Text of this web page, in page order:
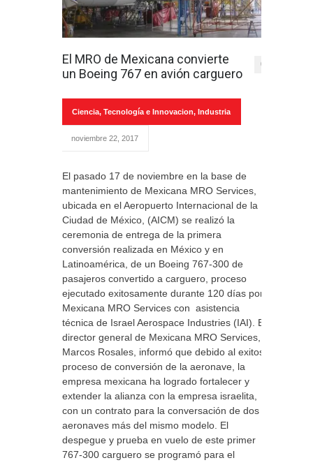
El MRO de Mexicana convierte
un Boeing 767 en avión carguero
0
Ciencia, Tecnología e Innovacion, Industria
noviembre 22, 2017
El pasado 17 de noviembre en la base de
mantenimiento de Mexicana MRO Services,
ubicada en el Aeropuerto Internacional de la
Ciudad de México, (AICM) se realizó la
ceremonia de entrega de la primera
conversión realizada en México y en
Latinoamérica, de un Boeing 767-300 de
pasajeros convertido a carguero, proceso
ejecutado exitosamente durante 120 días por
Mexicana MRO Services con asistencia
técnica de Israel Aerospace Industries (IAI). El
director general de Mexicana MRO Services,
Marcos Rosales, informó que debido al exitoso
proceso de conversión de la aeronave, la
empresa mexicana ha logrado fortalecer y
extender la alianza con la empresa israelita,
con un contrato para la conversación de dos
aeronaves más del mismo modelo. El
despegue y prueba en vuelo de este primer
767-300 carguero se programó para el